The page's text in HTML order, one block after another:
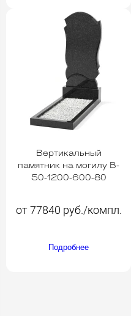
Вертикальный
памятник на могилу B-
50-1200-600-80
от 77840 руб./компл.
Подробнее